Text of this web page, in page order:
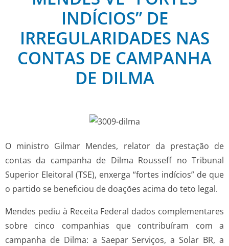
INDÍCIOS” DE
IRREGULARIDADES NAS
CONTAS DE CAMPANHA
DE DILMA
O ministro Gilmar Mendes, relator da prestação de
contas da campanha de Dilma Rousseff no Tribunal
Superior Eleitoral (TSE), enxerga “fortes indícios” de que
o partido se beneficiou de doações acima do teto legal.
Mendes pediu à Receita Federal dados complementares
sobre cinco companhias que contribuíram com a
campanha de Dilma: a Saepar Serviços, a Solar BR, a